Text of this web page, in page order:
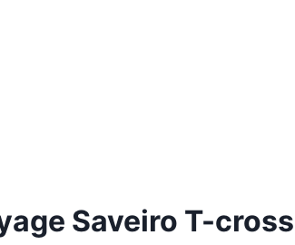
Saveiro T-cross